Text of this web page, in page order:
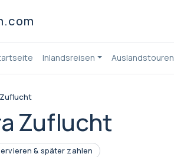
Inlandsreisen Auslandstouren
Zuflucht
& später zahlen